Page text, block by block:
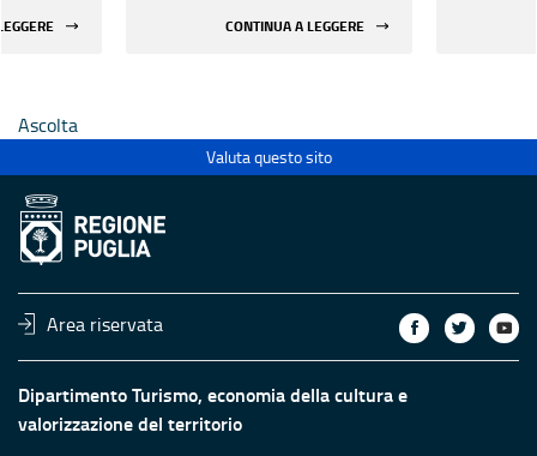
CONTINUA A LEGGERE
Ascolta
Valuta questo sito
Area riservata
Dipartimento Turismo, economia della cultura e
valorizzazione del territorio